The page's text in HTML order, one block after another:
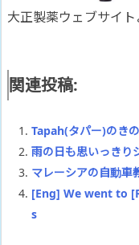
大正製薬ウェブサイト
関連投稿:
Tapah(タパー)のき
雨の日も思いっきり
マレーシアの自動車
[Eng] We went to
s